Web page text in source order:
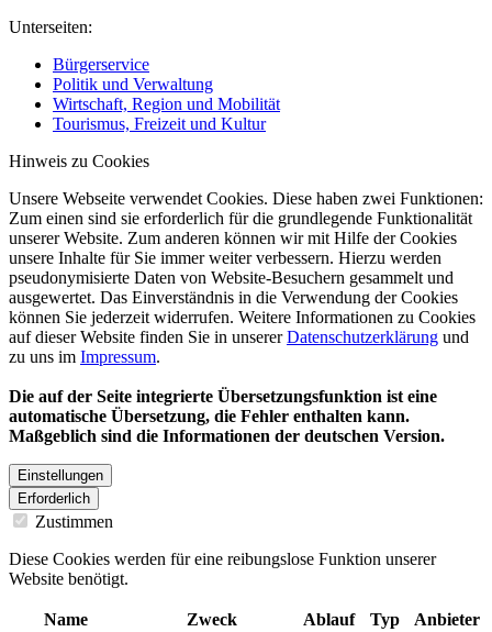
Unterseiten:
Bürgerservice
Politik und Verwaltung
Wirtschaft, Region und Mobilität
Tourismus, Freizeit und Kultur
Hinweis zu Cookies
Unsere Webseite verwendet Cookies. Diese haben zwei Funktionen:
Zum einen sind sie erforderlich für die grundlegende Funktionalität
unserer Website. Zum anderen können wir mit Hilfe der Cookies
unsere Inhalte für Sie immer weiter verbessern. Hierzu werden
pseudonymisierte Daten von Website-Besuchern gesammelt und
ausgewertet. Das Einverständnis in die Verwendung der Cookies
können Sie jederzeit widerrufen. Weitere Informationen zu Cookies
auf dieser Website finden Sie in unsererDatenschutzerklärung und
zu uns im Impressum.
Die auf der Seite integrierte Übersetzungsfunktion ist eine
automatische Übersetzung, die Fehler enthalten kann.
Maßgeblich sind die Informationen der deutschen Version.
Einstellungen
Erforderlich
Zustimmen
Diese Cookies werden für eine reibungslose Funktion unserer
Website benötigt.
Name Zweck Ablauf Typ Anbieter